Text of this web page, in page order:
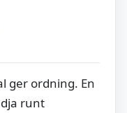
ger ordning. En
runt